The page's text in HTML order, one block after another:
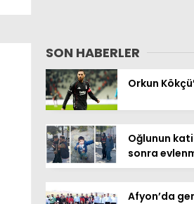
SON HABERLER
Orkun
Oğlunun
sonra
Afyon’da